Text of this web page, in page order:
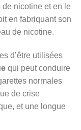
nicotine et en le
en fabriquant son
de nicotine.
d’être utilisées
qui peut conduire
normales
de crise
et une longue